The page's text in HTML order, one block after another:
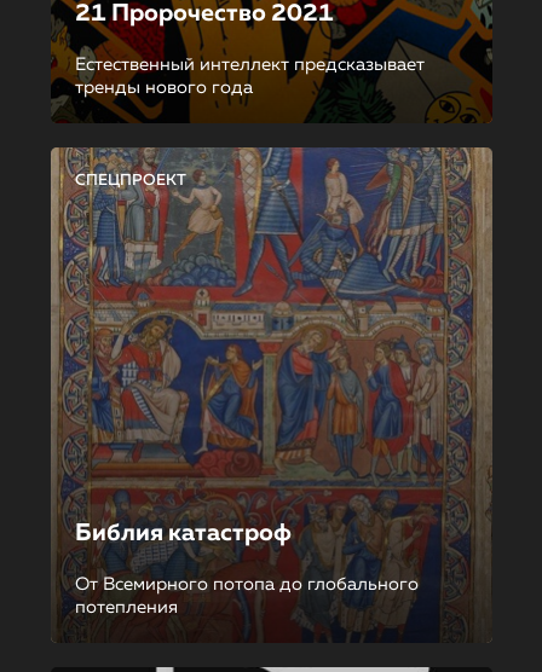
21 Пророчество 2021
Естественный интеллект предсказывает
тренды нового года
СПЕЦПРОЕКТ
Библия катастроф
От Всемирного потопа до глобального
потепления